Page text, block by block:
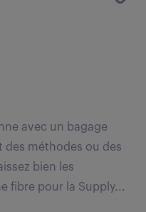
avec un bagage
des méthodes ou des
bien les
fibre pour la Supply...